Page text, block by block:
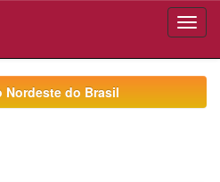
Nordeste do Brasil